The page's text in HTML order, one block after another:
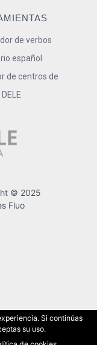
de verbos
español
de centros de
© 2025
Fluo
Si continúas
su uso.